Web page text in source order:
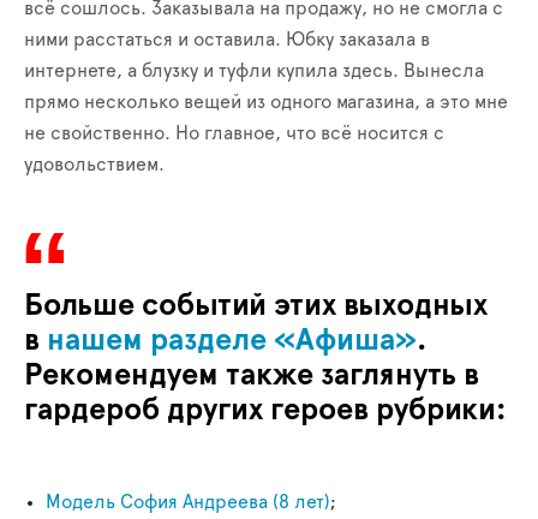
всё сошлось. Заказывала на продажу, но не смогла с
ними расстаться и оставила. Юбку заказала в
интернете, а блузку и туфли купила здесь. Вынесла
прямо несколько вещей из одного магазина, а это мне
не свойственно. Но главное, что всё носится с
удовольствием.
Больше событий этих выходных
в нашем разделе «Афиша».
Рекомендуем также заглянуть в
гардероб других героев рубрики:
Модель София Андреева (8 лет);